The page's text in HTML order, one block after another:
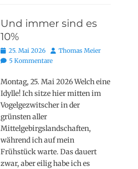
Und immer sind es
10%
Posted
on
25. Mai 2026 AutorThomas Meier
5 Kommentare
Montag, 25. Mai 2026 Welch eine
Idylle! Ich sitze hier mitten im
Vogelgezwitscher in der
grünsten aller
Mittelgebirgslandschaften,
während ich auf mein
Frühstück warte. Das dauert
zwar, aber eilig habe ich es